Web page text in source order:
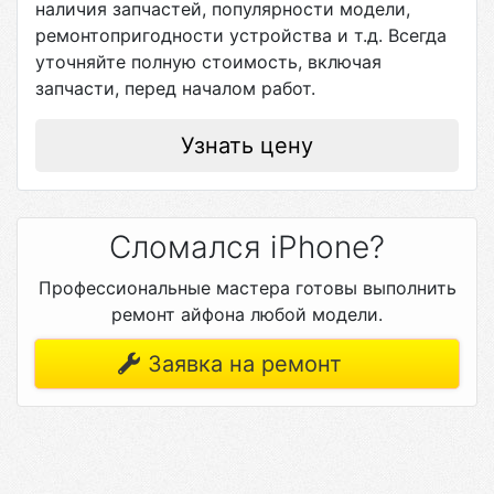
наличия запчастей, популярности модели,
ремонтопригодности устройства и т.д. Всегда
уточняйте полную стоимость, включая
запчасти, перед началом работ.
Узнать цену
Сломался iPhone?
Профессиональные мастера готовы выполнить
ремонт айфона любой модели.
Заявка на ремонт